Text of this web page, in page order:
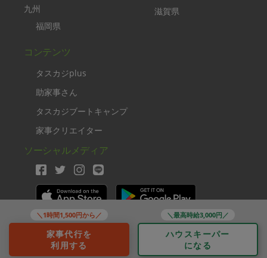
＼1時間1,500円から／
家事代行を
利用する
＼最高時給3,000円／
ハウスキーパー
になる
九州
福岡県
滋賀県
コンテンツ
タスカジplus
助家事さん
タスカジブートキャンプ
家事クリエイター
ソーシャルメディア